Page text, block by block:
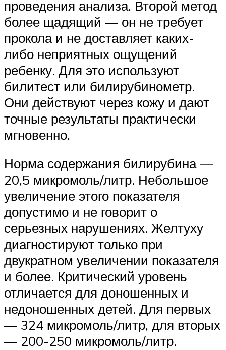
проведения анализа. Второй метод
более щадящий — он не требует
прокола и не доставляет каких-
либо неприятных ощущений
ребенку. Для это используют
билитест или билирубинометр.
Они действуют через кожу и дают
точные результаты практически
мгновенно.
Норма содержания билирубина —
20,5 микромоль/литр. Небольшое
увеличение этого показателя
допустимо и не говорит о
серьезных нарушениях. Желтуху
диагностируют только при
двукратном увеличении показателя
и более. Критический уровень
отличается для доношенных и
недоношенных детей. Для первых
— 324 микромоль/литр, для вторых
— 200-250 микромоль/литр.